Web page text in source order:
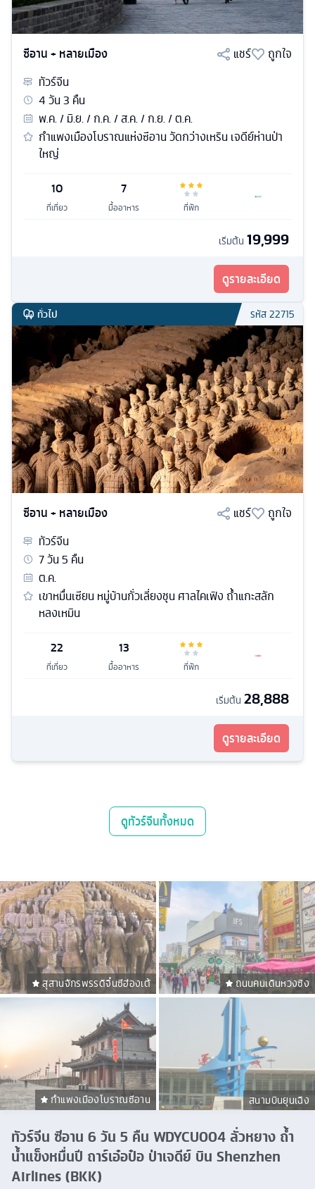
ซีอาน + หลายเมือง แชร์
ถูกใจ
ทัวร์จีน
4วัน3 คืน
พ.ค. / มิ.ย. / ก.ค. / ส.ค. / ก.ย. / ต.ค.
กำแพงเมืองโบราณแห่งซีอาน วัดกว่างเหริน เจดีย์ห่านป่า
ใหญ่
10
ที่เที่ยว
7
มื้ออาหาร ที่พัก
เริ่มต้น 19,999
ดูรายละเอียด
ทั่วไป รหัส22715
ซีอาน + หลายเมือง แชร์
ถูกใจ
ทัวร์จีน
7วัน5 คืน
ต.ค.
เขาหมื่นเซียน หมู่บ้านกั่วเลี่ยงชุน ศาลไคเฟิง ถ้ำแกะสลัก
หลงเหมิน
22
ที่เที่ยว
13
มื้ออาหาร ที่พัก
เริ่มต้น 28,888
ดูรายละเอียด
ดูทัวร์จีนทั้งหมด
สุสานจักรพรรดิจิ๋นซีฮ่องเต้ ถนนคนเดินหวงซิง
กำแพงเมืองโบราณซีอาน สนามบินยุนเฉิง
ทัวร์จีน ซีอาน 6 วัน 5 คืน WDYCU004 ลั่วหยาง ถ้ำ
น้ำแข็งหมื่นปี ถาร์เอ๋อป๋อ ป่าเจดีย์ บิน Shenzhen
Airlines (BKK)